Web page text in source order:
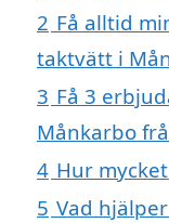
2 Få alltid
taktvätt i
3 Få 3
Månkarbo
4 Hur
5 Vad